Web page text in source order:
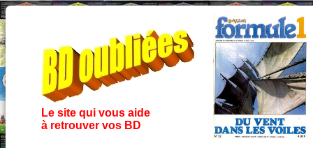
Le site qui vous aide
à retrouver vos BD